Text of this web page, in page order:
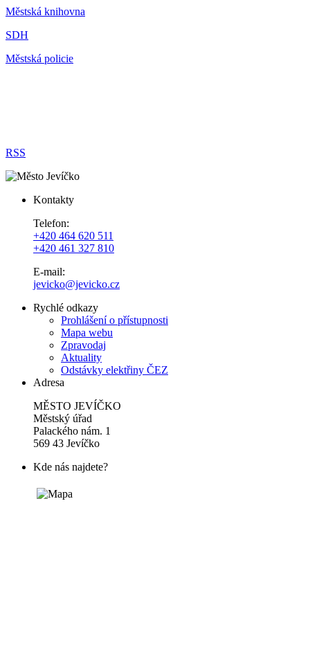
Městská knihovna
SDH
Městská policie
RSS
Kontakty
Telefon:
+420 464 620 511
+420 461 327 810
E-mail:
jevicko@jevicko.cz
Rychlé odkazy
Prohlášení o přístupnosti
Mapa webu
Zpravodaj
Aktuality
Odstávky elektřiny ČEZ
Adresa
MĚSTO JEVÍČKO
Městský úřad
Palackého nám. 1
569 43 Jevíčko
Kde nás najdete?